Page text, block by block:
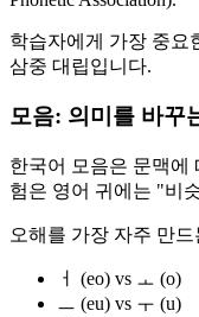
학습자에게 가장 중요
삼중 대립입니다.
모음: 의미를 바꾸
한국어 모음은 문맥에
험은 영어 귀에는 "비
오해를 가장 자주 만
ㅓ (eo) vs ㅗ (o)
ㅡ (eu) vs ㅜ (u)